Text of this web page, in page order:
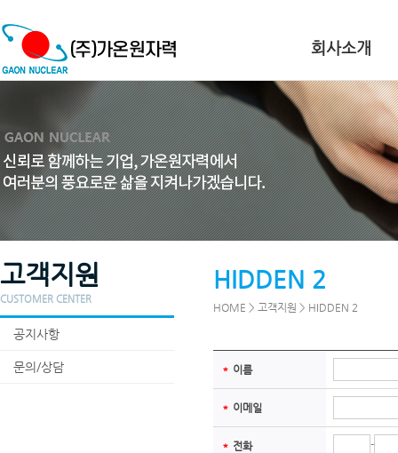
회사소개
고객지원
CUSTOMER CENTER
공지사항
문의/상담
HIDDEN 2
HOME > 고객지원 > HIDDEN 2
＊ 이름
＊ 이메일
＊ 전화 -